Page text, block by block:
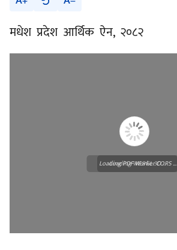
मधेश प्रदेश आर्थिक ऐन, २०८२
Loading WEBGL 3D ...
Loading PDF Worker CORS ...